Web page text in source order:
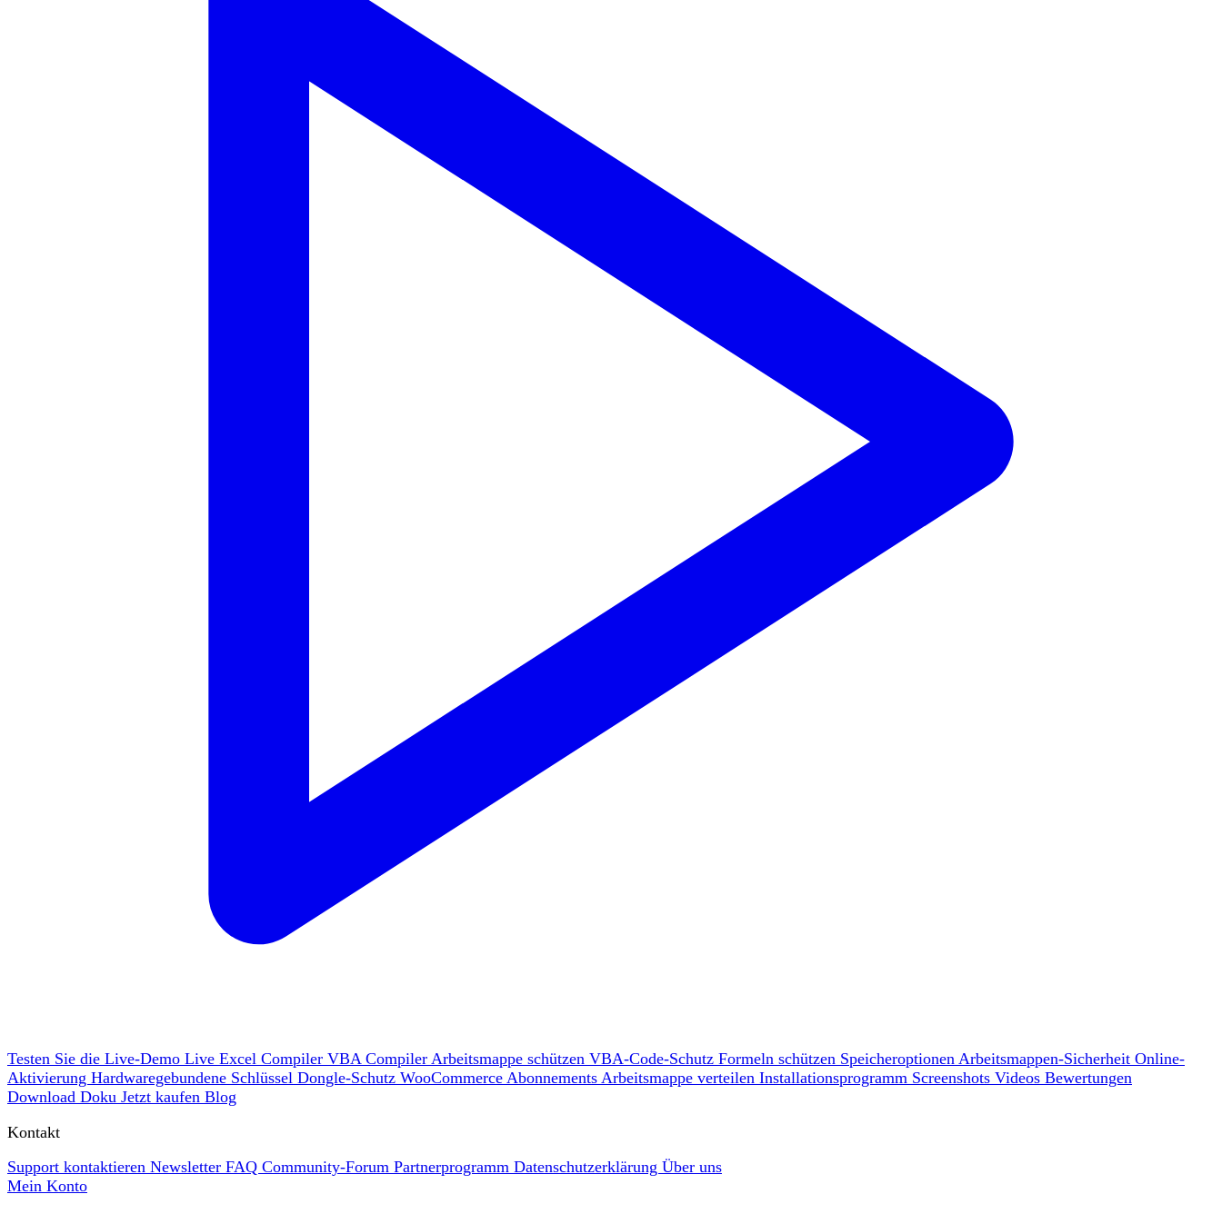
Testen Sie die Live-Demo Live Excel Compiler VBA Compiler Arbeitsmappe schützen VBA-Code-Schutz Formeln schützen Speicheroptionen Arbeitsmappen-Sicherheit Online-
Aktivierung Hardwaregebundene Schlüssel Dongle-Schutz WooCommerce Abonnements Arbeitsmappe verteilen Installationsprogramm Screenshots Videos Bewertungen
Download Doku Jetzt kaufen Blog
Kontakt
Support kontaktieren Newsletter FAQ Community-Forum Partnerprogramm Datenschutzerklärung Über uns
Mein Konto